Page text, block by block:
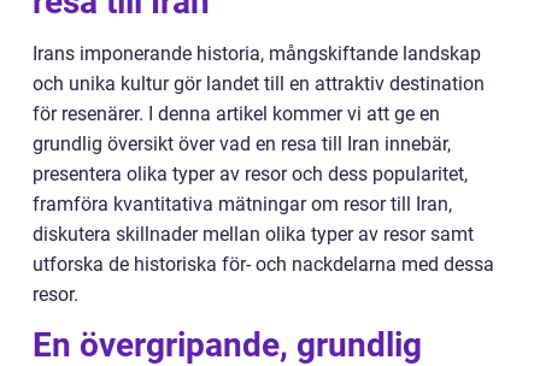
Irans imponerande historia, mångskiftande landskap
och unika kultur gör landet till en attraktiv destination
för resenärer. I denna artikel kommer vi att ge en
grundlig översikt över vad en resa till Iran innebär,
presentera olika typer av resor och dess popularitet,
framföra kvantitativa mätningar om resor till Iran,
diskutera skillnader mellan olika typer av resor samt
utforska de historiska för- och nackdelarna med dessa
resor.
En övergripande, grundlig